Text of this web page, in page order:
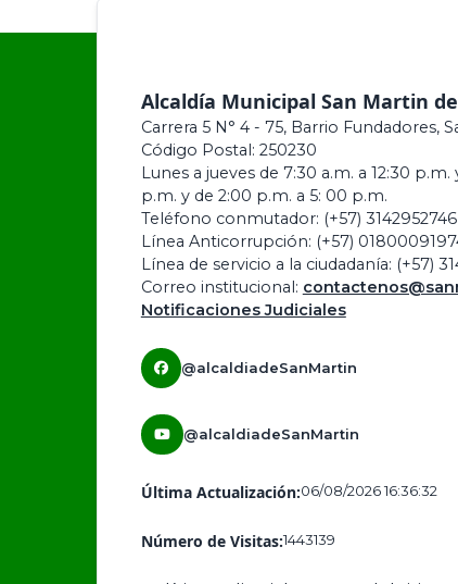
Alcaldía Municipal San Martin
Carrera 5 N° 4 - 75, Barrio Fundadores,
Código Postal: 250230
Lunes a jueves de 7:30 a.m. a 12:30
p.m. y de 2:00 p.m. a 5: 00 p.m.
Teléfono conmutador: (+57) 3142952746
Línea Anticorrupción: (+57)
Línea de servicio a la ciudadanía: (+57)
Correo institucional:
Notificaciones Judiciales
@alcaldiadeSanMartin
@alcaldiadeSanMartin
Última Actualización:06/08/2026 16:36:32
Número de Visitas:1443139